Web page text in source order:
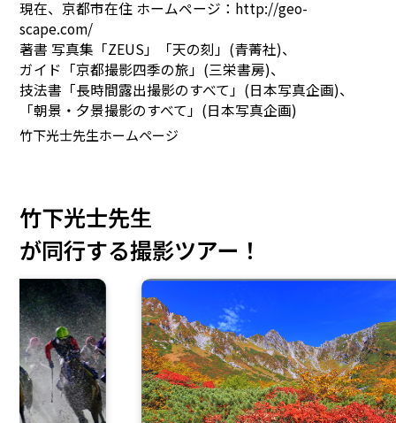
現在、京都市在住 ホームページ：http://geo-
scape.com/
著書 写真集「ZEUS」「天の刻」(青菁社)、
ガイド「京都撮影四季の旅」(三栄書房)、
技法書「長時間露出撮影のすべて」(日本写真企画)、
「朝景・夕景撮影のすべて」(日本写真企画)
竹下光士先生ホームページ
竹下光士先生
が同行する撮影ツアー！